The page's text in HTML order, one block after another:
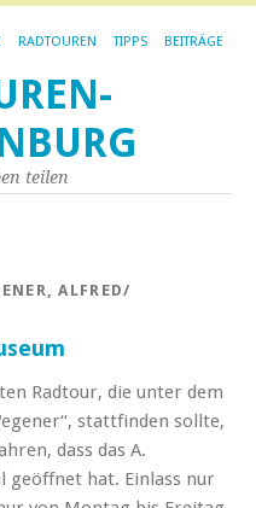
RADTOUREN TIPPS BEITRÄGE
teilen
ALFRED/
Radtour, die unter dem
stattfinden sollte,
dass das A.
geöffnet hat. Einlass nur